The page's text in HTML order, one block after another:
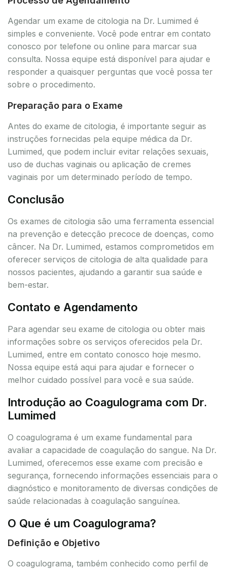
Agendar um exame de citologia na Dr. Lumimed é
simples e conveniente. Você pode entrar em contato
conosco por telefone ou online para marcar sua
consulta. Nossa equipe está disponível para ajudar e
responder a quaisquer perguntas que você possa ter
sobre o procedimento.
Preparação para o Exame
Antes do exame de citologia, é importante seguir as
instruções fornecidas pela equipe médica da Dr.
Lumimed, que podem incluir evitar relações sexuais,
uso de duchas vaginais ou aplicação de cremes
vaginais por um determinado período de tempo.
Conclusão
Os exames de citologia são uma ferramenta essencial
na prevenção e detecção precoce de doenças, como
câncer. Na Dr. Lumimed, estamos comprometidos em
oferecer serviços de citologia de alta qualidade para
nossos pacientes, ajudando a garantir sua saúde e
bem-estar.
Contato e Agendamento
Para agendar seu exame de citologia ou obter mais
informações sobre os serviços oferecidos pela Dr.
Lumimed, entre em contato conosco hoje mesmo.
Nossa equipe está aqui para ajudar e fornecer o
melhor cuidado possível para você e sua saúde.
Introdução ao Coagulograma com Dr.
Lumimed
O coagulograma é um exame fundamental para
avaliar a capacidade de coagulação do sangue. Na Dr.
Lumimed, oferecemos esse exame com precisão e
segurança, fornecendo informações essenciais para o
diagnóstico e monitoramento de diversas condições de
saúde relacionadas à coagulação sanguínea.
O Que é um Coagulograma?
Definição e Objetivo
O coagulograma, também conhecido como perfil de